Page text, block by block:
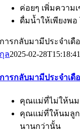
ค่อยๆ เพิ่มควา
ดื่มน้ำให้เพียงพ
การกลับมามีประจำเดื
กุล2025-02-
การกลับมามีประจำเดื
คุณแม่ที่ไม่ให้นม:
คุณแม่ที่ให้นมลูก
นานกว่านั้น